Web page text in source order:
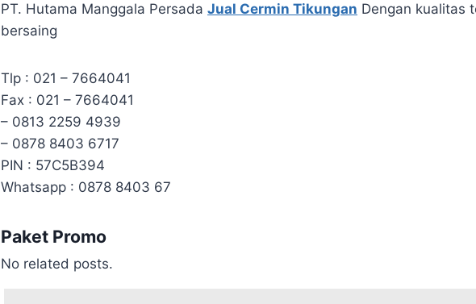
PT. Hutama Manggala Persada Jual Cermin Tikungan Dengan kualitas
bersaing
Tlp : 021 – 7664041
Fax : 021 – 7664041
– 0813 2259 4939
– 0878 8403 6717
PIN : 57C5B394
Whatsapp : 0878 8403 67
Paket Promo
No related posts.